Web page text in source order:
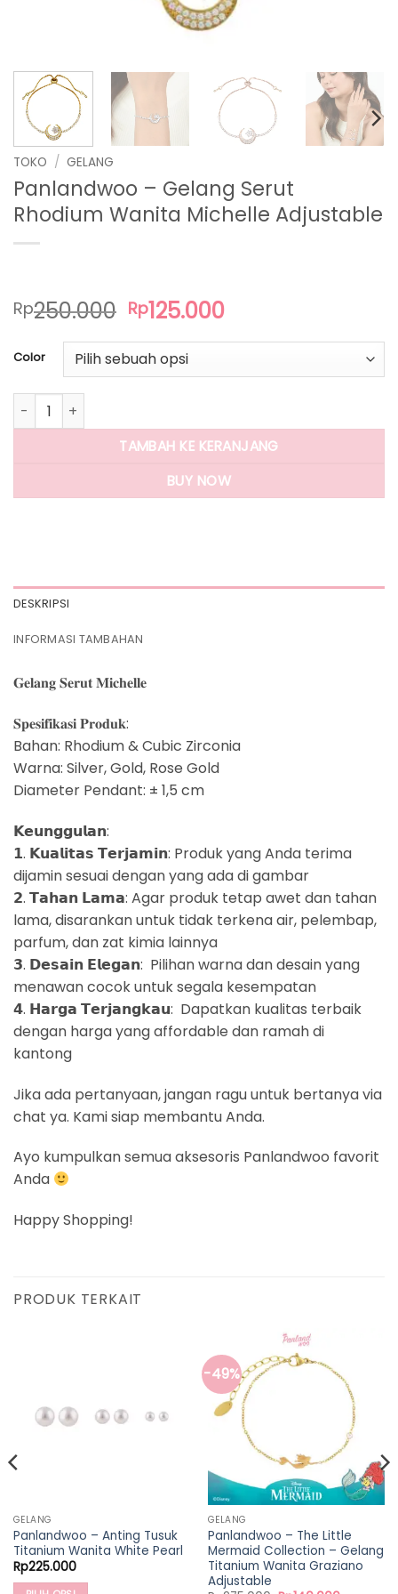
TOKO / GELANG
Panlandwoo – Gelang Serut
Rhodium Wanita Michelle Adjustable
Rp250.000 Harga
adalah:
Rp250.000.
Rp125.000Harga
adalah:
Color
Kuantitas Panlandwoo - Gelang Serut Rhodium Wanita
TAMBAH KE KERANJANG
BUY NOW
DESKRIPSI
INFORMASI TAMBAHAN
𝐆𝐞𝐥𝐚𝐧𝐠 𝐒𝐞𝐫𝐮𝐭 𝐌𝐢𝐜𝐡𝐞𝐥𝐥𝐞
𝐒𝐩𝐞𝐬𝐢𝐟𝐢𝐤𝐚𝐬𝐢 𝐏𝐫𝐨𝐝𝐮𝐤:
Bahan: Rhodium & Cubic Zirconia⁣⁣⁣⁣⁣
Warna: Silver, Gold, Rose Gold
Diameter Pendant: ± 1,5 cm
𝗞𝗲𝘂𝗻𝗴𝗴𝘂𝗹𝗮𝗻:
𝟭. 𝗞𝘂𝗮𝗹𝗶𝘁𝗮𝘀 𝗧𝗲𝗿𝗷𝗮𝗺𝗶𝗻: Produk yang Anda terima
dijamin sesuai dengan yang ada di gambar
𝟮. 𝗧𝗮𝗵𝗮𝗻 𝗟𝗮𝗺𝗮: Agar produk tetap awet dan tahan
lama, disarankan untuk tidak terkena air, pelembap,
parfum, dan zat kimia lainnya
𝟯. 𝗗𝗲𝘀𝗮𝗶𝗻 𝗘𝗹𝗲𝗴𝗮𝗻: Pilihan warna dan desain yang
menawan cocok untuk segala kesempatan
𝟰. 𝗛𝗮𝗿𝗴𝗮 𝗧𝗲𝗿𝗷𝗮𝗻𝗴𝗸𝗮𝘂: Dapatkan kualitas terbaik
dengan harga yang affordable dan ramah di
kantong
Jika ada pertanyaan, jangan ragu untuk bertanya via
chat ya. Kami siap membantu Anda.
Ayo kumpulkan semua aksesoris Panlandwoo favorit
Anda
Happy Shopping!
PRODUK TERKAIT
GELANG
Panlandwoo – Anting Tusuk
Titanium Wanita White Pearl
Rp225.000
-49%
GELANG
Panlandwoo – The Little
Mermaid Collection – Gelang
Titanium Wanita Graziano
Adjustable